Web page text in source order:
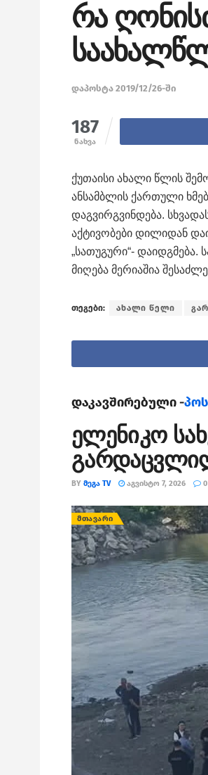
რა
დაპოსტა 2019/12/26-ში
187
ნახვა
ქუთაისი ახალი წლის
ანსამბლის ქართული
დაგვირგვინდება.
აქტივობები დილიდან
„სათუგური“- დაიდგმება.
მიღება მერიაშია
თეგები: ახალი წელი
დაკავშირებული -
ელენიკო
BY ᲛᲔᲒᲐ TV ᲐᲒᲕᲘᲡᲢᲝ 7, 2026 0
ᲛᲗᲐᲕᲐᲠᲘ